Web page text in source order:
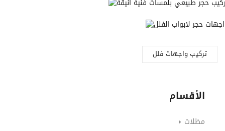
تركيب واجهات فلل
الأقسام
مظلات